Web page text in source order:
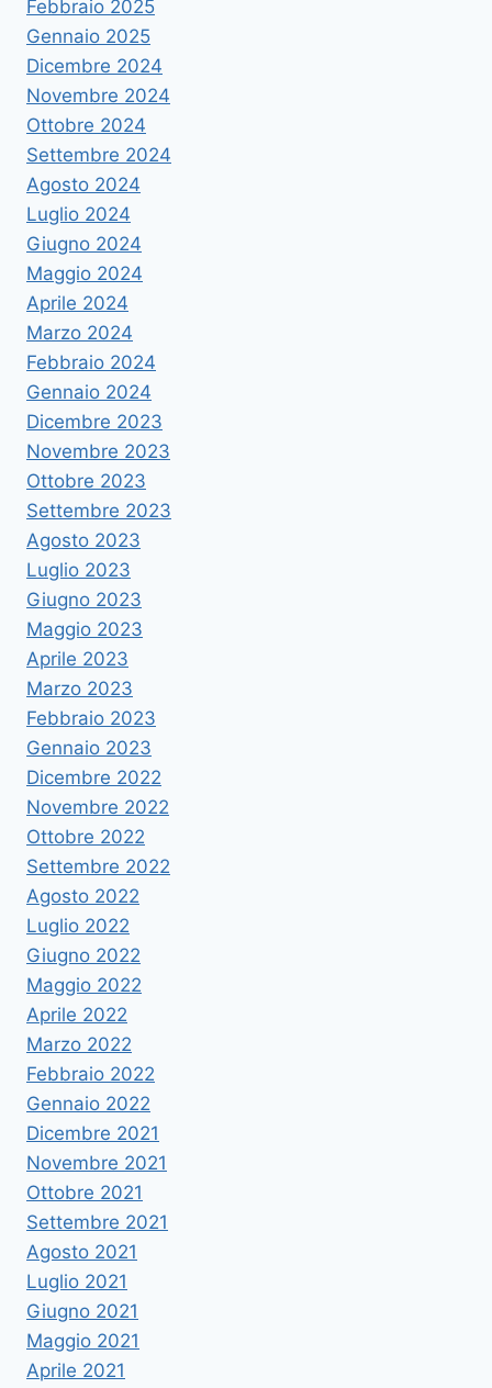
Febbraio 2025
Gennaio 2025
Dicembre 2024
Novembre 2024
Ottobre 2024
Settembre 2024
Agosto 2024
Luglio 2024
Giugno 2024
Maggio 2024
Aprile 2024
Marzo 2024
Febbraio 2024
Gennaio 2024
Dicembre 2023
Novembre 2023
Ottobre 2023
Settembre 2023
Agosto 2023
Luglio 2023
Giugno 2023
Maggio 2023
Aprile 2023
Marzo 2023
Febbraio 2023
Gennaio 2023
Dicembre 2022
Novembre 2022
Ottobre 2022
Settembre 2022
Agosto 2022
Luglio 2022
Giugno 2022
Maggio 2022
Aprile 2022
Marzo 2022
Febbraio 2022
Gennaio 2022
Dicembre 2021
Novembre 2021
Ottobre 2021
Settembre 2021
Agosto 2021
Luglio 2021
Giugno 2021
Maggio 2021
Aprile 2021